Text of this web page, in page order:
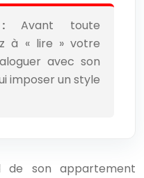
Avant toute
à « lire » votre
avec son
imposer un style
de son appartement